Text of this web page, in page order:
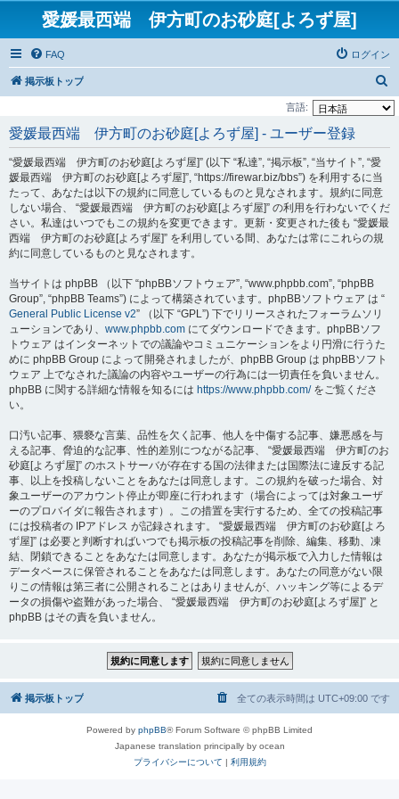
愛媛最西端 伊方町のお砂庭[よろず屋]
FAQ ログイン
掲示板トップ
索
言語:
愛媛最西端 伊方町のお砂庭[よろず屋] - ユーザー登録
“愛媛最西端 伊方町のお砂庭[よろず屋]” (以下 “私達”, “掲示板”, “当サイト”, “愛
媛最西端 伊方町のお砂庭[よろず屋]”, “https://firewar.biz/bbs”) を利用するに当
たって、あなたは以下の規約に同意しているものと見なされます。規約に同意
しない場合、 “愛媛最西端 伊方町のお砂庭[よろず屋]” の利用を行わないでくだ
さい。私達はいつでもこの規約を変更できます。更新・変更された後も “愛媛最
西端 伊方町のお砂庭[よろず屋]” を利用している間、あなたは常にこれらの規
約に同意しているものと見なされます。
当サイトは phpBB （以下 “phpBBソフトウェア”, “www.phpbb.com”, “phpBB
Group”, “phpBB Teams”) によって構築されています。phpBBソフトウェア は “
General Public License v2” （以下 “GPL”) 下でリリースされたフォーラムソリ
ューションであり、 www.phpbb.com にてダウンロードできます。phpBBソフ
トウェア はインターネットでの議論やコミュニケーションをより円滑に行うた
めに phpBB Group によって開発されましたが、phpBB Group は phpBBソフト
ウェア 上でなされた議論の内容やユーザーの行為には一切責任を負いません。
phpBB に関する詳細な情報を知るには https://www.phpbb.com/をご覧くださ
い。
口汚い記事、猥褻な言葉、品性を欠く記事、他人を中傷する記事、嫌悪感を与
える記事、脅迫的な記事、性的差別につながる記事、 “愛媛最西端 伊方町のお
砂庭[よろず屋]” のホストサーバが存在する国の法律または国際法に違反する記
事、以上を投稿しないことをあなたは同意します。この規約を破った場合、対
象ユーザーのアカウント停止が即座に行われます（場合によっては対象ユーザ
ーのプロバイダに報告されます）。この措置を実行するため、全ての投稿記事
には投稿者の IPアドレス が記録されます。 “愛媛最西端 伊方町のお砂庭[よろ
ず屋]” は必要と判断すればいつでも掲示板の投稿記事を削除、編集、移動、凍
結、閉鎖できることをあなたは同意します。あなたが掲示板で入力した情報は
データベースに保管されることをあなたは同意します。あなたの同意がない限
りこの情報は第三者に公開されることはありませんが、ハッキング等によるデ
ータの損傷や盗難があった場合、 “愛媛最西端 伊方町のお砂庭[よろず屋]” と
phpBB はその責を負いません。
掲示板トップ 全ての表示時間は UTC+09:00 です
Powered by phpBB® Forum Software © phpBB Limited
Japanese translation principally by ocean
プライバシーについて | 利用規約